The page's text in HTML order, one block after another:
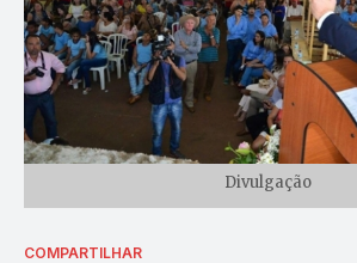
Divulgação
COMPARTILHAR